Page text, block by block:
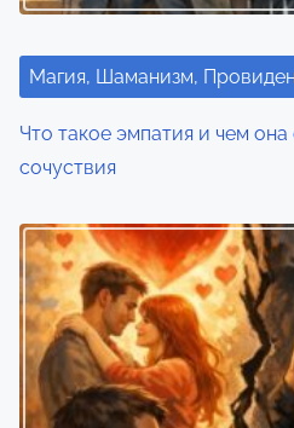
Магия, Шаманизм,
Что такое эмпатия и чем она
сочуствия